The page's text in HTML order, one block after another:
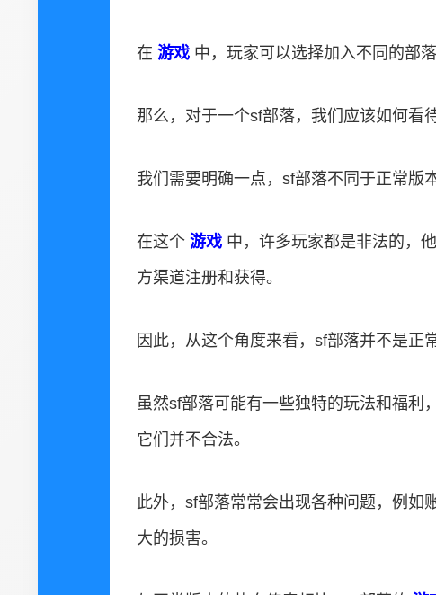
在 游戏 中，玩家可以选择加入不同的部
那么，对于一个sf部落，我们应该如何看
我们需要明确一点，sf部落不同于正常版
在这个 游戏 中，许多玩家都是非法的，
方渠道注册和获得。
因此，从这个角度来看，sf部落并不是正
虽然sf部落可能有一些独特的玩法和福利
它们并不合法。
此外，sf部落常常会出现各种问题，例如
大的损害。